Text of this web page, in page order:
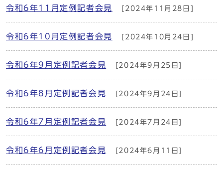
令和6年11月定例記者会見 [2024年11月28日]
令和6年10月定例記者会見 [2024年10月24日]
令和6年9月定例記者会見 [2024年9月25日]
令和6年8月定例記者会見 [2024年9月24日]
令和6年7月定例記者会見 [2024年7月24日]
令和6年6月定例記者会見 [2024年6月11日]